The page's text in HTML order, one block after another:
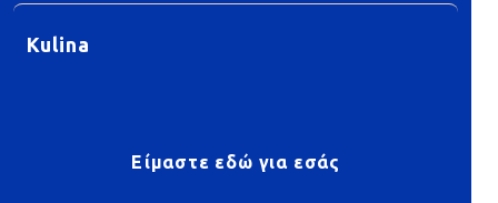
Kulina
Είμαστε εδώ για εσάς